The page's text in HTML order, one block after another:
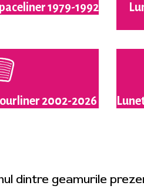
1979-1992
2002-2026
dintre geamurile